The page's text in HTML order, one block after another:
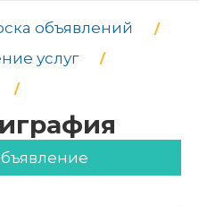
объявлений
услуг